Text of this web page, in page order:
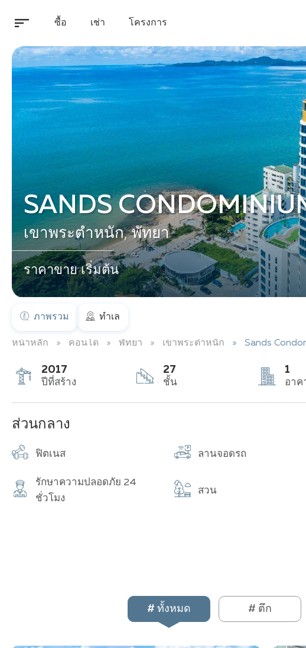
ซื้อ เช่า โครงการ
SANDS
เขาพระตำหนัก, พัทยา
ราคาขาย เริ่มต้น
ภาพรวม ทำเล
หน้าหลัก คอนโด พัทยา เขาพระตำหนัก Sands
2017
ปีที่สร้าง
27
ชั้น
1
อาค
ส่วนกลาง
ฟิตเนส ลานจอดรถ
รักษาความปลอดภัย 24
ชั่วโมง
สวน
# ทั้งหมด # ตึก